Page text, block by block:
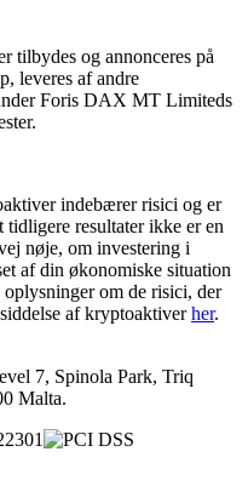
tilbydes og annonceres på
leveres af andre
Foris DAX MT Limiteds
indebærer risici og er
resultater ikke er en
nøje, om investering i
af din økonomiske situation
om de risici, der
af kryptoaktiverher.
7, Spinola Park, Triq
Malta.